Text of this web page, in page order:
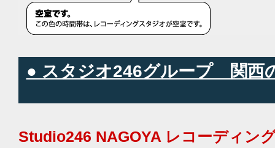
● スタジオ246グループ 関西
Studio246 NAGOYA レコーディン